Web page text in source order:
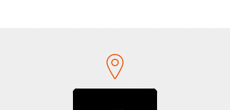
THANK YOU (NOT SO BAD)
EASY PEASY
Lasst euch von den Beats mitreißen und tanzt durch